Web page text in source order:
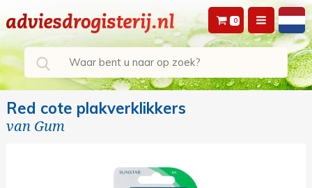
0
Red cote plakverklikkers
van Gum